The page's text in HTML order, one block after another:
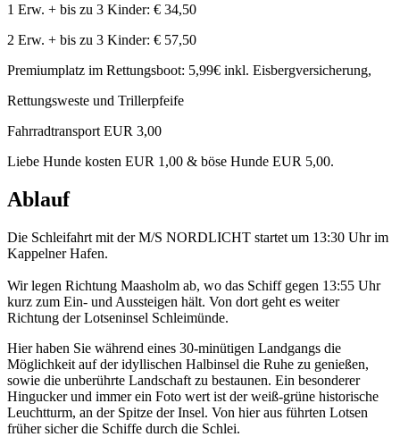
1 Erw. + bis zu 3 Kinder: € 34,50
2 Erw. + bis zu 3 Kinder: € 57,50
Premiumplatz im Rettungsboot: 5,99€ inkl. Eisbergversicherung,
Rettungsweste und Trillerpfeife
Fahrradtransport EUR 3,00
Liebe Hunde kosten EUR 1,00 & böse Hunde EUR 5,00.
Ablauf
Die Schleifahrt mit der M/S NORDLICHT startet um 13:30 Uhr im
Kappelner Hafen.
Wir legen Richtung Maasholm ab, wo das Schiff gegen 13:55 Uhr
kurz zum Ein- und Aussteigen hält. Von dort geht es weiter
Richtung der Lotseninsel Schleimünde.
Hier haben Sie während eines 30-minütigen Landgangs die
Möglichkeit auf der idyllischen Halbinsel die Ruhe zu genießen,
sowie die unberührte Landschaft zu bestaunen. Ein besonderer
Hingucker und immer ein Foto wert ist der weiß-grüne historische
Leuchtturm, an der Spitze der Insel. Von hier aus führten Lotsen
früher sicher die Schiffe durch die Schlei.